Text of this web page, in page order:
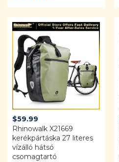
Rated
4.92out
of 5
$59.99
Rhinowalk X21669
kerékpártáska 27 literes
vízálló hátsó
csomagtartó